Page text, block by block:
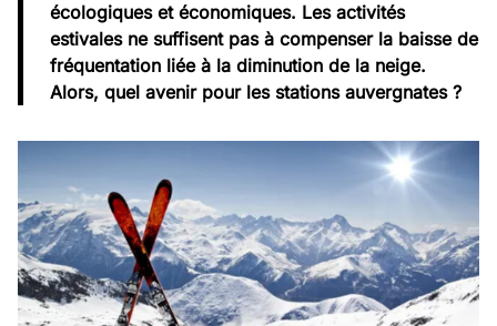
écologiques et économiques. Les activités
estivales ne suffisent pas à compenser la baisse de
fréquentation liée à la diminution de la neige.
Alors, quel avenir pour les stations auvergnates ?